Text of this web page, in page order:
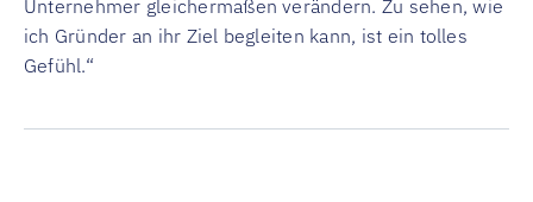
Unternehmer gleichermaßen verändern. Zu sehen, wie
ich Gründer an ihr Ziel begleiten kann, ist ein tolles
Gefühl.“